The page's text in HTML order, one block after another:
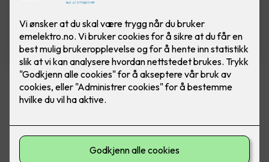
Installasjon av ny kurs 16A og
stikkontakt
Installasjon av ny kurs, inkludert stikkontakt og
kabel på inntil 15 meter.